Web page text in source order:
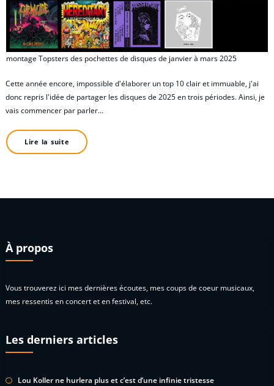
montage Topsters des pochettes de disques de janvier à mars 2025
Cette année encore, impossible d'élaborer un top 10 clair et immuable, j'ai
donc repris l'idée de partager les disques de 2025 en trois périodes. Ainsi, je
vais commencer par parler…
Lire la suite
À propos
Vous trouverez ici mes dernières écoutes, mes coups de coeur musicaux,
mes ressentis en concert et en festival, etc.
Les derniers articles
Lou Koller ne hurlera plus et c’est d’une infinie tristesse